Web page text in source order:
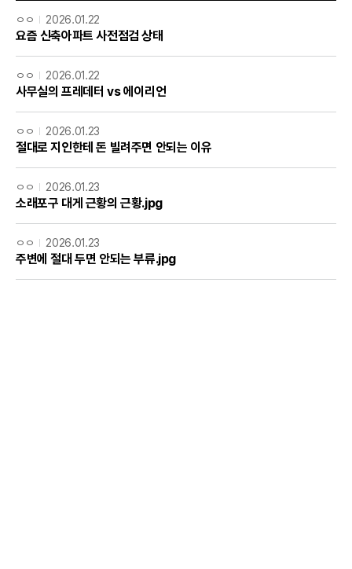
ㅇㅇ 2026.01.22
요즘 신축아파트 사전점검 상태
ㅇㅇ 2026.01.22
사무실의 프레데터 vs 에이리언
ㅇㅇ 2026.01.23
절대로 지인한테 돈 빌려주면 안되는 이유
ㅇㅇ 2026.01.23
소래포구 대게 근황의 근황.jpg
ㅇㅇ 2026.01.23
주변에 절대 두면 안되는 부류.jpg